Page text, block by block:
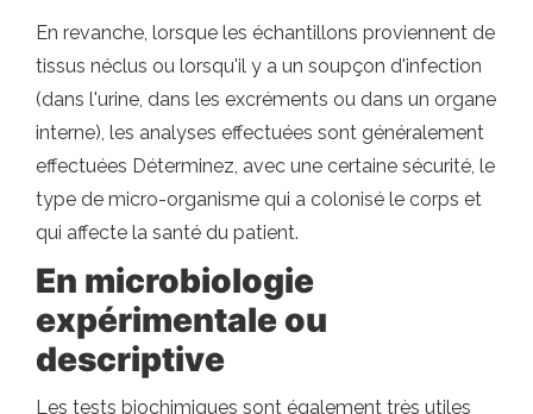
En revanche, lorsque les échantillons proviennent de
tissus néclus ou lorsqu'il y a un soupçon d'infection
(dans l'urine, dans les excréments ou dans un organe
interne), les analyses effectuées sont généralement
effectuées Déterminez, avec une certaine sécurité, le
type de micro-organisme qui a colonisé le corps et
qui affecte la santé du patient.
En microbiologie
expérimentale ou
descriptive
Les tests biochimiques sont également très utiles